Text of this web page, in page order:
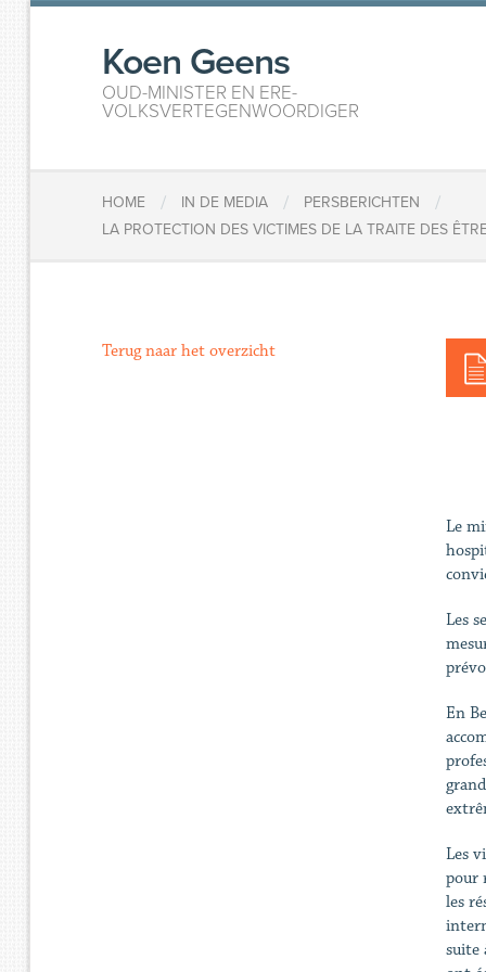
Koen Geens
OUD-MINISTER EN ERE-
VOLKSVERTEGENWOORDIGER
HOME / IN DE MEDIA / PERSBERICHTEN /
LA PROTECTION DES VICTIMES DE LA TRAITE DES
Le
Les
En
Les
pour
les
suite
Terug naar het overzicht